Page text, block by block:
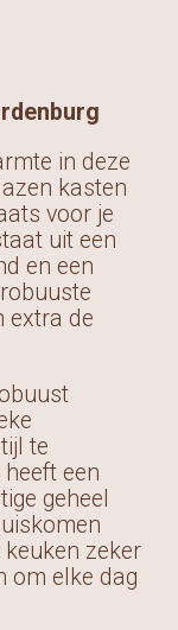
in deze
kasten
voor je
uit een
en een
extra de
te
een
geheel
zeker
om elke dag